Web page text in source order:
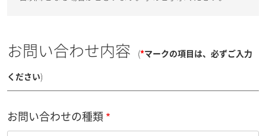
お問い合わせ内容 (*マークの項目は、必ずご入力
ください)
お問い合わせの種類